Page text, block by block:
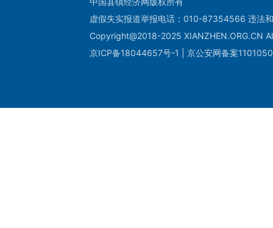
虚假失实报道举报电话：010-87354566 违法
Copyright@2018-2025 XIANZHEN.ORG.CN
京ICP备18044657号-1 | 京公安网备案